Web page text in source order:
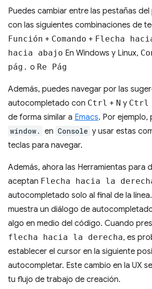
Puedes cambiar entre las pestañas del
con las siguientes combinaciones de
Función + Comando + Flecha
hacia abajo En Windows y Linux,
pág. o Re Pág
Además, puedes navegar por las
autocompletado con Ctrl + N y Ctrl
de forma similar a Emacs. Por ejemplo,
window. en Console y usar estas
teclas para navegar.
Además, ahora las Herramientas para
aceptan Flecha hacia la
autocompletado solo al final de la
muestra un diálogo de
algo en medio del código. Cuando
flecha hacia la derecha, es
establecer el cursor en la siguiente
autocompletar. Este cambio en la UX
tu flujo de trabajo de creación.